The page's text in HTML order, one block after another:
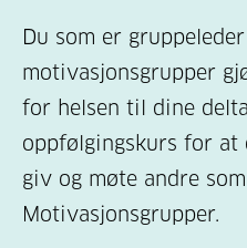
Du som er
motivasjonsgrupper
for helsen til dine
oppfølgingskurs for
giv og møte andre
Motivasjonsgrupper.